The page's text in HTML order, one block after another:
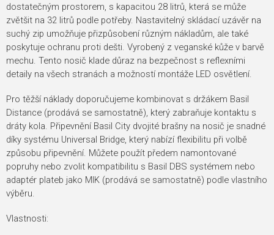
dostatečným prostorem, s kapacitou 28 litrů, která se může
zvětšit na 32 litrů podle potřeby. Nastavitelný skládací uzávěr na
suchý zip umožňuje přizpůsobení různým nákladům, ale také
poskytuje ochranu proti dešti. Vyrobený z veganské kůže v barvě
mechu. Tento nosič klade důraz na bezpečnost s reflexními
detaily na všech stranách a možností montáže LED osvětlení.
Pro těžší náklady doporučujeme kombinovat s držákem Basil
Distance (prodává se samostatně), který zabraňuje kontaktu s
dráty kola. Připevnění Basil City dvojité brašny na nosič je snadné
díky systému Universal Bridge, který nabízí flexibilitu při volbě
způsobu připevnění. Můžete použít předem namontované
popruhy nebo zvolit kompatibilitu s Basil DBS systémem nebo
adaptér plateb jako MIK (prodává se samostatně) podle vlastního
výběru.
Vlastnosti: